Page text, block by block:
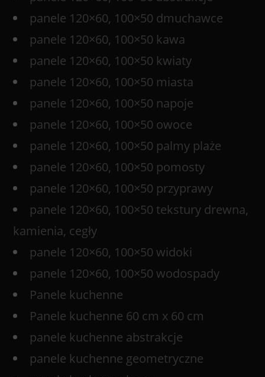
panele 120×60, 100×50 dmuchawce
panele 120×60, 100×50 kawa
panele 120×60, 100×50 kwiaty
panele 120×60, 100×50 miasta
panele 120×60, 100×50 napoje
panele 120×60, 100×50 owoce
panele 120×60, 100×50 palmy plaże
panele 120×60, 100×50 pomosty
panele 120×60, 100×50 przyprawy
panele 120×60, 100×50 tekstury drewna,
kamienia, cegły
panele 120×60, 100×50 widoki
panele 120×60, 100×50 wodospady
Panele kuchenne
Panele kuchenne 60 cm x 60 cm
panele kuchenne abstrakcje
panele kuchenne geometryczne